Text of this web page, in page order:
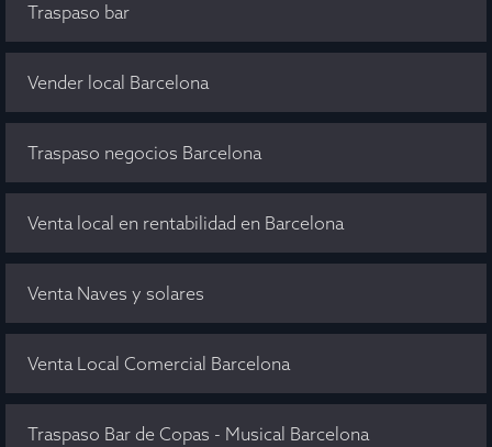
Traspaso bar
Vender local Barcelona
Traspaso negocios Barcelona
Venta local en rentabilidad en Barcelona
Venta Naves y solares
Venta Local Comercial Barcelona
Traspaso Bar de Copas - Musical Barcelona